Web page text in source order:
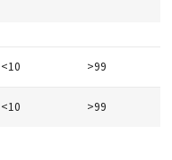
<10 >99
<10 >99